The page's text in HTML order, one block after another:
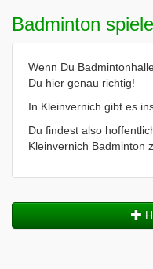
Badminton
Wenn Du
Du hier genau richtig!
In Kleinvernich gibt es
Du findest also
Kleinvernich Badminton